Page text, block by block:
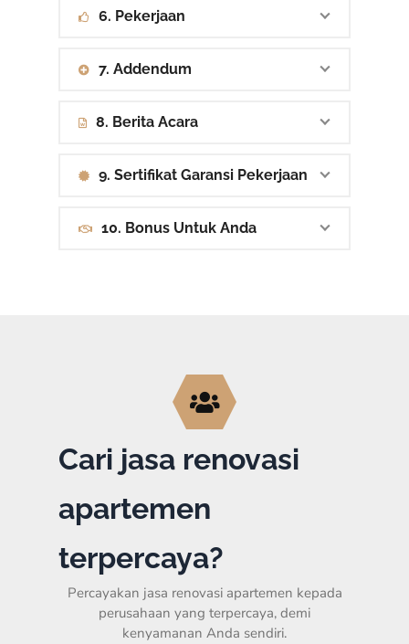
6. Pekerjaan
7. Addendum
8. Berita Acara
9. Sertifikat Garansi Pekerjaan
10. Bonus Untuk Anda
Cari jasa renovasi
apartemen
terpercaya?
Percayakan jasa renovasi apartemen kepada
perusahaan yang terpercaya, demi
kenyamanan Anda sendiri.